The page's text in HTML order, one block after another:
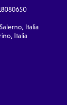
Italia
Italia